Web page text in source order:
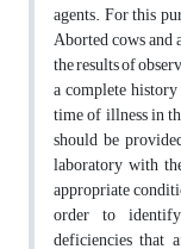
agents. For this
Aborted cows and
the results of
a complete
time of illness in
should be
laboratory with
appropriate
order to
deficiencies that